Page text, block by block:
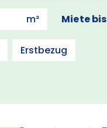
Miete bis
Erstbezug